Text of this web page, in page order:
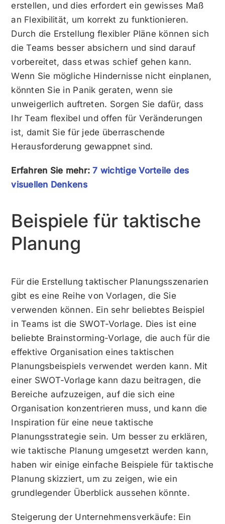
erstellen, und dies erfordert ein gewisses Maß
an Flexibilität, um korrekt zu funktionieren.
Durch die Erstellung flexibler Pläne können sich
die Teams besser absichern und sind darauf
vorbereitet, dass etwas schief gehen kann.
Wenn Sie mögliche Hindernisse nicht einplanen,
könnten Sie in Panik geraten, wenn sie
unweigerlich auftreten. Sorgen Sie dafür, dass
Ihr Team flexibel und offen für Veränderungen
ist, damit Sie für jede überraschende
Herausforderung gewappnet sind.
Erfahren Sie mehr: 7 wichtige Vorteile des
visuellen Denkens
Beispiele für taktische
Planung
Für die Erstellung taktischer Planungsszenarien
gibt es eine Reihe von Vorlagen, die Sie
verwenden können. Ein sehr beliebtes Beispiel
in Teams ist die SWOT-Vorlage. Dies ist eine
beliebte Brainstorming-Vorlage, die auch für die
effektive Organisation eines taktischen
Planungsbeispiels verwendet werden kann. Mit
einer SWOT-Vorlage kann dazu beitragen, die
Bereiche aufzuzeigen, auf die sich eine
Organisation konzentrieren muss, und kann die
Inspiration für eine neue taktische
Planungsstrategie sein. Um besser zu erklären,
wie taktische Planung umgesetzt werden kann,
haben wir einige einfache Beispiele für taktische
Planung skizziert, um zu zeigen, wie ein
grundlegender Überblick aussehen könnte.
Steigerung der Unternehmensverkäufe: Ein